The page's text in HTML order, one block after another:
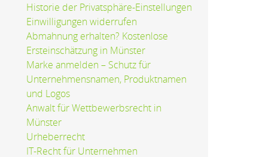
Historie der Privatsphäre-Einstellungen
Einwilligungen widerrufen
Abmahnung erhalten? Kostenlose
Ersteinschätzung in Münster
Marke anmelden – Schutz für
Unternehmensnamen, Produktnamen
und Logos
Anwalt für Wettbewerbsrecht in
Münster
Urheberrecht
IT-Recht für Unternehmen